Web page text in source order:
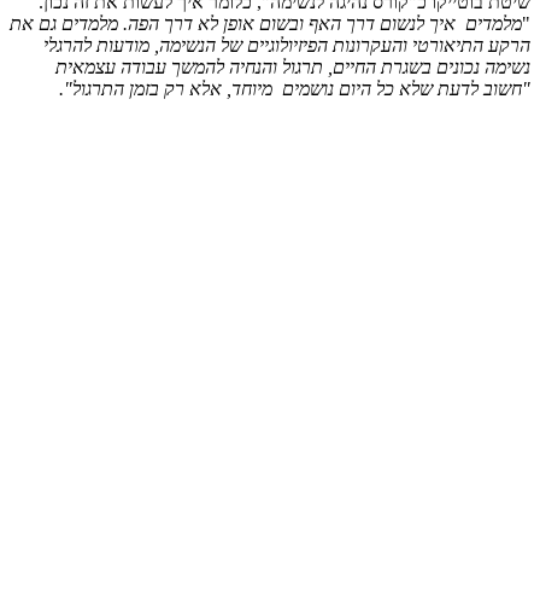
"מלמדים איך לנשום דרך האף ובשום אופן לא דרך הפה. מלמדים גם את
הרקע התיאורטי והעקרונות הפיזיולוגיים של הנשימה, מודעות להרגלי
נשימה נכונים בשגרת החיים, תרגול והנחיה להמשך עבודה עצמאית
"חשוב לדעת שלא כל היום נושמים מיוחד, אלא רק בזמן התרגול".